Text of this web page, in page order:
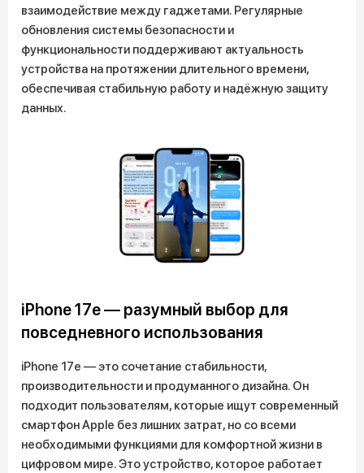
взаимодействие между гаджетами. Регулярные
обновления системы безопасности и
функциональности поддерживают актуальность
устройства на протяжении длительного времени,
обеспечивая стабильную работу и надёжную защиту
данных.
iPhone 17e — разумный выбор для
повседневного использования
iPhone 17e — это сочетание стабильности,
производительности и продуманного дизайна. Он
подходит пользователям, которые ищут современный
смартфон Apple без лишних затрат, но со всеми
необходимыми функциями для комфортной жизни в
цифровом мире. Это устройство, которое работает